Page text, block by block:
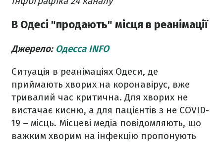
В Одесі "продають" місця в реанімації
Джерело: Одесса INFO
Ситуація в реанімаціях Одеси, де
приймають хворих на коронавірус, вже
тривалий час критична. Для хворих не
вистачає кисню, а для пацієнтів з не COVID-
19 – місць. Місцеві медіа повідомляють, що
важким хворим на інфекцію пропонують